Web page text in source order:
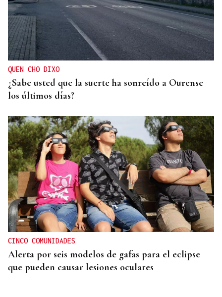
QUEN CHO DIXO
¿Sabe usted que la suerte ha sonreído a Ourense
los últimos días?
CINCO COMUNIDADES
Alerta por seis modelos de gafas para el eclipse
que pueden causar lesiones oculares